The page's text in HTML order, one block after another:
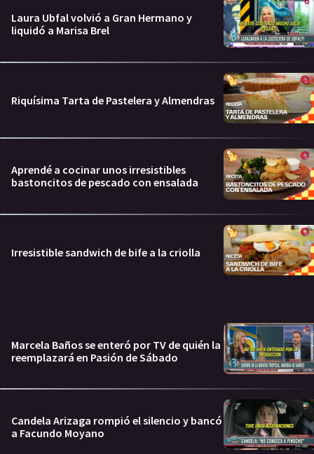
Laura Ubfal volvió a Gran Hermano y
liquidó a Marisa Brel
Riquísima Tarta de Pastelera y Almendras
Aprendé a cocinar unos irresistibles
bastoncitos de pescado con ensalada
Irresistible sandwich de bife a la criolla
Marcela Baños se enteró por TV de quién la
reemplazará en Pasión de Sábado
Candela Arizaga rompió el silencio y bancó
a Facundo Moyano